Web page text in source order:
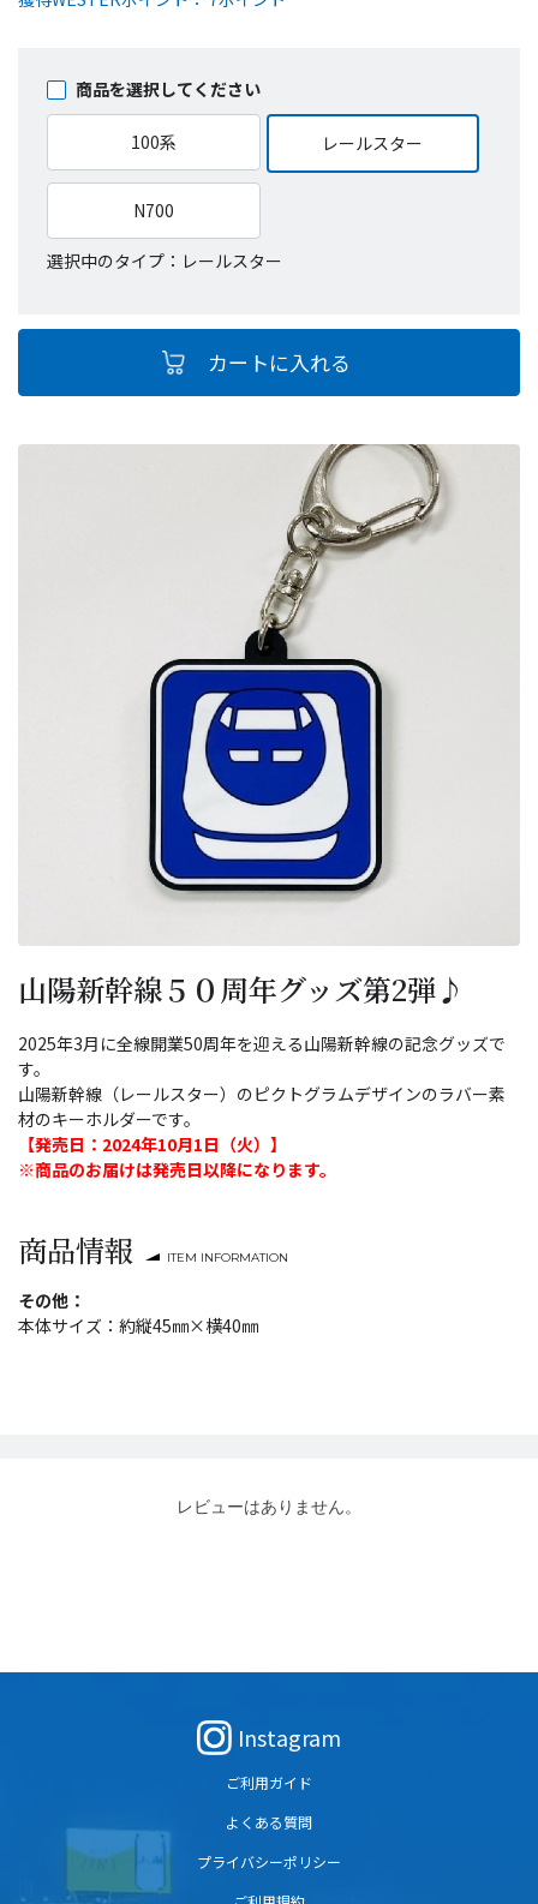
商品を選択してください
100系 レールスター
N700
選択中のタイプ：レールスター
山陽新幹線５０周年グッズ第2弾♪
2025年3月に全線開業50周年を迎える山陽新幹線の記念グッズで
す。
山陽新幹線（レールスター）のピクトグラムデザインのラバー素
材のキーホルダーです。
【発売日：2024年10月1日（火）】
※商品のお届けは発売日以降になります。
商品情報 ITEM INFORMATION
その他：
本体サイズ：約縦45㎜×横40㎜
レビューはありません。
Instagram
ご利用ガイド
よくある質問
プライバシーポリシー